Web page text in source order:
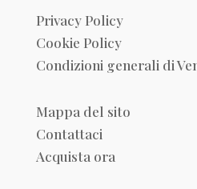
Privacy Policy
Cookie Policy
Condizioni generali di
Mappa del sito
Contattaci
Acquista ora